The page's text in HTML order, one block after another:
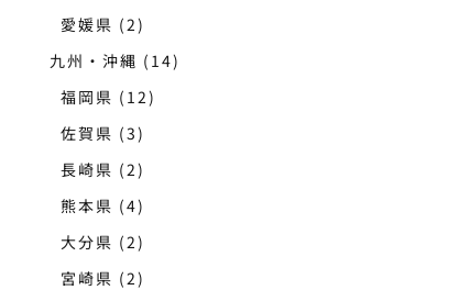
愛媛県 (2)
九州・沖縄 (14)
福岡県 (12)
佐賀県 (3)
長崎県 (2)
熊本県 (4)
大分県 (2)
宮崎県 (2)